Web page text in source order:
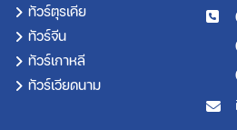
ทัวร์ตุรเคีย
ทัวร์จีน
ทัวร์เกาหลี
ทัวร์เวียดนาม